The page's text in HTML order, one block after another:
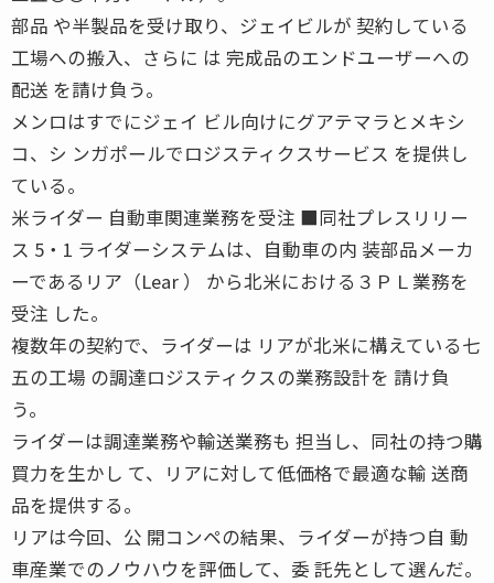
部品 や半製品を受け取り、ジェイビルが 契約している
工場への搬入、さらに は 完成品のエンドユーザーへの
配送 を請け負う。
メンロはすでにジェイ ビル向けにグアテマラとメキシ
コ、シ ンガポールでロジスティクスサービス を提供し
ている。
米ライダー 自動車関連業務を受注 ■同社プレスリリー
ス 5・1 ライダーシステムは、自動車の内 装部品メーカ
ーであるリア（Lear ） から北米における３ＰＬ業務を
受注 した。
複数年の契約で、ライダーは リアが北米に構えている七
五の工場 の調達ロジスティクスの業務設計を 請け負
う。
ライダーは調達業務や輸送業務も 担当し、同社の持つ購
買力を生かし て、リアに対して低価格で最適な輸 送商
品を提供する。
リアは今回、公 開コンペの結果、ライダーが持つ自 動
車産業でのノウハウを評価して、委 託先として選んだ。